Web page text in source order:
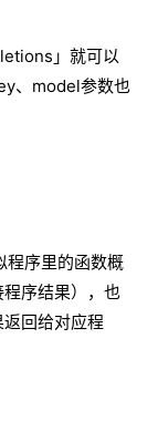
」就可以
、model参数也
序里的函数概
序结果），也
回给对应程